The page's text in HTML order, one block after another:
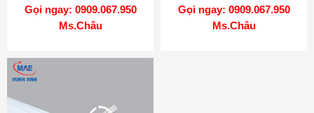
Bóng Đơn MPE 60cm
Gọi ngay: 0909.067.950
Ms.Châu
Gọi ngay: 0909.067.950
Ms.Châu